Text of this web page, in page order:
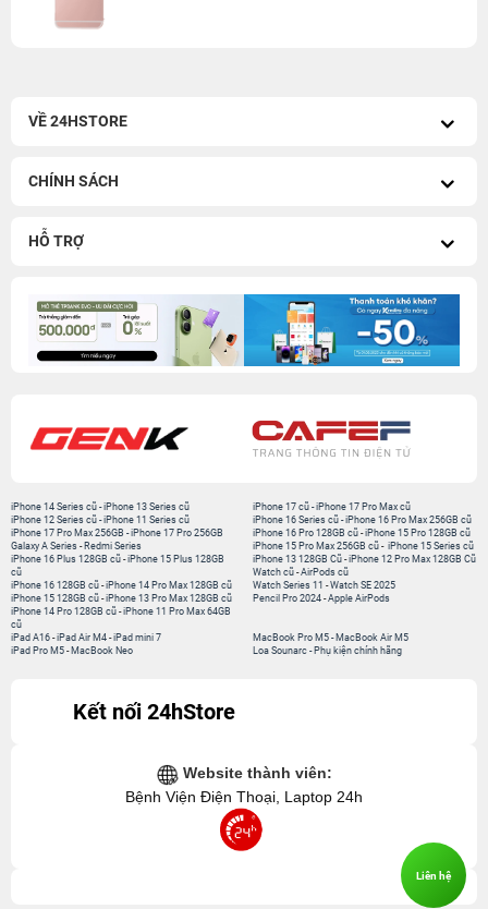
VỀ 24HSTORE
CHÍNH SÁCH
HỖ TRỢ
iPhone 14 Series cũ -iPhone 13 Series cũ
iPhone 12 Series cũ -iPhone 11 Series cũ
iPhone 17 Pro Max 256GB -iPhone 17 Pro 256GB
Galaxy A Series - Redmi Series
iPhone 17 cũ-iPhone 17 Pro Max cũ
iPhone 16 Series cũ- iPhone 16 Pro Max 256GB cũ
iPhone 16 Pro 128GB cũ-iPhone 15 Pro 128GB cũ
iPhone 15 Pro Max 256GB cũ- iPhone 15 Series cũ
iPhone 16 Plus 128GB cũ -iPhone 15 Plus 128GB
cũ
iPhone 16 128GB cũ -iPhone 14 Pro Max 128GB cũ
iPhone 15 128GB cũ -iPhone 13 Pro Max 128GB cũ
iPhone 14 Pro 128GB cũ -iPhone 11 Pro Max 64GB
cũ
iPhone 13 128GB Cũ-iPhone 12 Pro Max 128GB Cũ
Watch cũ-AirPods cũ
Watch Series 11 -Watch SE 2025
Pencil Pro 2024-Apple AirPods
iPad A16 -iPad Air M4 -iPad mini 7
iPad Pro M5 - MacBook Neo
MacBook Pro M5- MacBook Air M5
Loa Sounarc- Phụ kiện chính hãng
Kết nối 24hStore
Website thành viên:
Bệnh Viện Điện Thoại, Laptop 24h
Liên hệ